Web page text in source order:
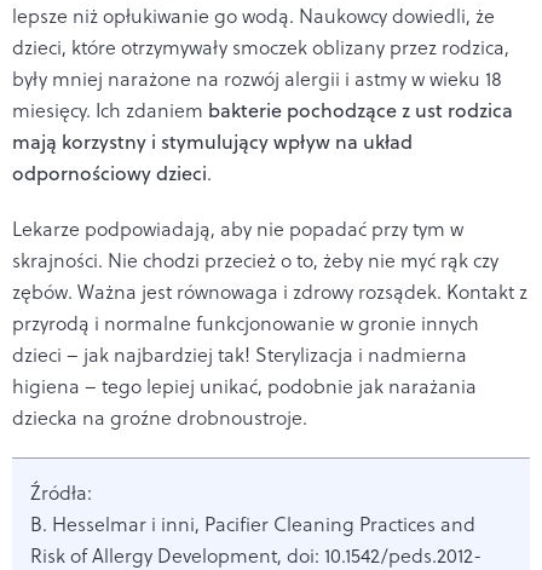
lepsze niż opłukiwanie go wodą. Naukowcy dowiedli, że
dzieci, które otrzymywały smoczek oblizany przez rodzica,
były mniej narażone na rozwój alergii i astmy w wieku 18
miesięcy. Ich zdaniem bakterie pochodzące z ust rodzica
mają korzystny i stymulujący wpływ na układ
odpornościowy dzieci.
Lekarze podpowiadają, aby nie popadać przy tym w
skrajności. Nie chodzi przecież o to, żeby nie myć rąk czy
zębów. Ważna jest równowaga i zdrowy rozsądek. Kontakt z
przyrodą i normalne funkcjonowanie w gronie innych
dzieci – jak najbardziej tak! Sterylizacja i nadmierna
higiena – tego lepiej unikać, podobnie jak narażania
dziecka na groźne drobnoustroje.
Źródła:
B. Hesselmar i inni, Pacifier Cleaning Practices and
Risk of Allergy Development, doi: 10.1542/peds.2012-